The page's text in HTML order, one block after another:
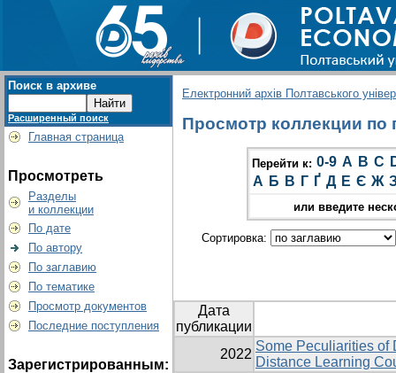
Поиск в архиве
Расширенный поиск
Главная страница
Просмотреть
Разделы
и коллекции
По дате
По автору
По заглавию
По тематике
Просмотр документов
Последние поступления
Зарегистрированным:
Електронний архів Полтавського
Просмотр коллекции по
Перейти к: 0-9 A B C
А Б В Г Ґ Д Е Є Ж
или введите
Сортировка:
Дата
публикации
2022
Some Peculiarities of
Distance Learning